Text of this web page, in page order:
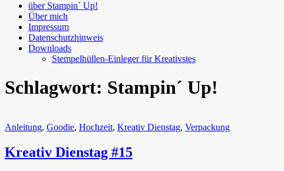
über Stampin´ Up!
Über mich
Impressum
Datenschutzhinweis
Downloads
Stempelhüllen-Einleger für Kreativstes
Schlagwort: Stampin´ Up!
Anleitung, Goodie, Hochzeit, Kreativ Dienstag, Verpackung
Kreativ Dienstag #15